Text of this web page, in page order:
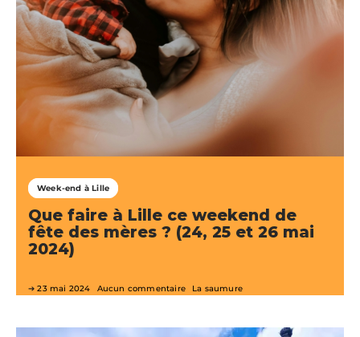
Week-end à Lille
Que faire à Lille ce weekend de
fête des mères ? (24, 25 et 26 mai
2024)
23 mai 2024 Aucun commentaire La saumure